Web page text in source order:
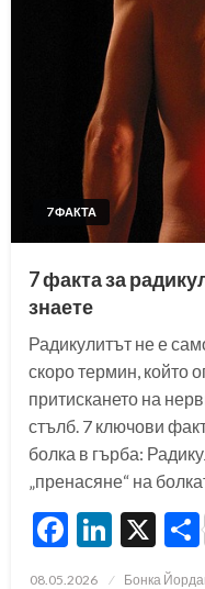
7 ФАКТА
7 факта за
знаете
Радикулитът не е
скоро термин, който
притискането на
стълб. 7 ключови
болка в гърба:
„пренасяне“ на
X
Posted
08.05.2026 Бонка